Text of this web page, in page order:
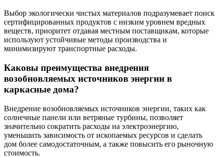
Выбор экологически чистых материалов подразумевает поиск
сертифицированных продуктов с низким уровнем вредных
веществ, приоритет отдавая местным поставщикам, которые
используют устойчивые методы производства и
минимизируют транспортные расходы.
Каковы преимущества внедрения
возобновляемых источников энергии в
каркасные дома?
Внедрение возобновляемых источников энергии, таких как
солнечные панели или ветряные турбины, позволяет
значительно сократить расходы на электроэнергию,
уменьшить зависимость от ископаемых ресурсов и сделать
дом более самодостаточным, а также повысить его рыночную
стоимость.